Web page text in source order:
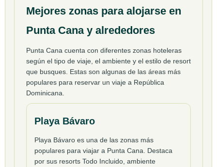
Mejores zonas para alojarse en
Punta Cana y alrededores
Punta Cana cuenta con diferentes zonas hoteleras
según el tipo de viaje, el ambiente y el estilo de resort
que busques. Estas son algunas de las áreas más
populares para reservar un viaje a República
Dominicana.
Playa Bávaro
Playa Bávaro es una de las zonas más
populares para viajar a Punta Cana. Destaca
por sus resorts Todo Incluido, ambiente